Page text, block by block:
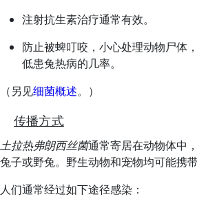
注射抗生素治疗通常有效。
防止被蜱叮咬，小心处理动物尸体
低患兔热病的几率。
（另见细菌概述。）
传播方式
土拉热弗朗西丝菌通常寄居在动物体中
兔子或野兔。野生动物和宠物均可能携带
人们通常经过如下途径感染：